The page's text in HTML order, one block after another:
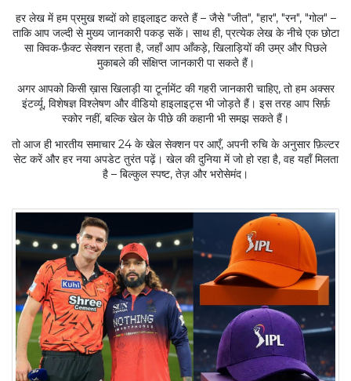
हर लेख में हम प्रमुख शब्दों को हाइलाइट करते हैं – जैसे "जीत", "हार", "रन", "गोल" –
ताकि आप जल्दी से मुख्य जानकारी पकड़ सकें। साथ ही, प्रत्येक लेख के नीचे एक छोटा
सा क्विक‑फ़ैक्ट सेक्शन रहता है, जहाँ आप आँकड़े, खिलाड़ियों की उम्र और पिछले
मुकाबले की संक्षिप्त जानकारी पा सकते हैं।
अगर आपको किसी ख़ास खिलाड़ी या टूर्नामेंट की गहरी जानकारी चाहिए, तो हम अक्सर
इंटर्व्यू, विशेषज्ञ विश्लेषण और वीडियो हाइलाइट्स भी जोड़ते हैं। इस तरह आप सिर्फ़
स्कोर नहीं, बल्कि खेल के पीछे की कहानी भी समझ सकते हैं।
तो आज ही भारतीय समाचार 24 के खेल सेक्शन पर आएँ, अपनी रुचि के अनुसार फ़िल्टर
सेट करें और हर नया अपडेट तुरंत पढ़ें। खेल की दुनिया में जो हो रहा है, वह यहाँ मिलता
है – बिल्कुल स्पष्ट, तेज़ और भरोसेमंद।